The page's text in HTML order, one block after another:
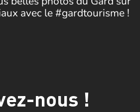
avec le #gardtourisme !
nous !